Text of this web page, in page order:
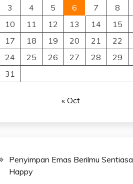
3
4 5 6 7 8
10
11 12 13 14 15
17
18 19 20 21 22
24
25 26 27 28 29
31
« Oct
Penyimpan Emas Berilmu Sentiasa
Happy